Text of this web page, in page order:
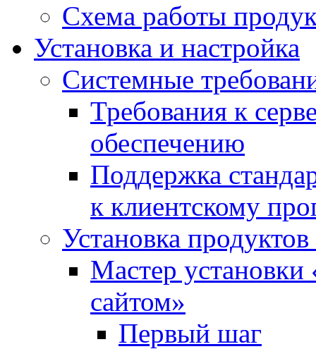
Схема работы
Установка и настройка
Системные
Требования к
обеспечению
Поддержка
к клиентскому
Установка
Мастер
сайтом»
Первый шаг